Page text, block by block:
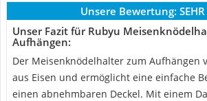
Unsere Bewertung:
Unser Fazit für Rubyu
Aufhängen:
Der Meisenknödelhalter zum Aufhängen
aus Eisen und ermöglicht eine einfache
einen abnehmbaren Deckel. Mit einem